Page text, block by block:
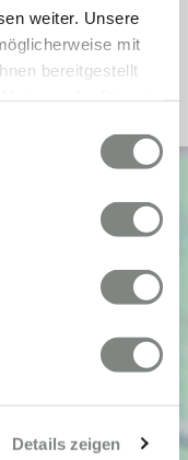
weiter. Unsere
mit
bereitgestellt
nutzen.
Details zeigen